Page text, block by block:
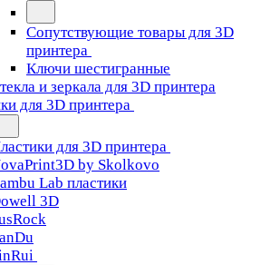
Сопутствующие товары для 3D
принтера
Ключи шестигранные
и зеркала для 3D принтера
для 3D принтера
для 3D принтера
by Skolkovo
Lab пластики
3D